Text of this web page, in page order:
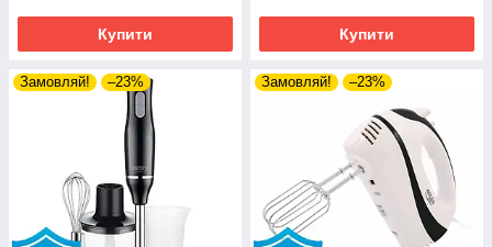
Купити Купити
Замовляй! –23% Замовляй! –23%